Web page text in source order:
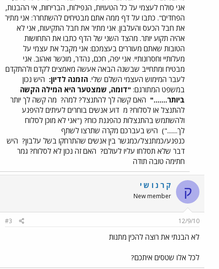
אני סולח לעצמי על כל הטעויות, הנפילות, הבריחות, אי ההבנות,
הפחדים". כתבו על דף ממה אתם מבטיחים להשתחרר: אני מתיר
את חבל הכעס והעלבון. אני מתיר את חבל התקיעות, אני לא
אהיה תקוע יותר. מהצד השני של הדף כתבו את התחושות
הטובות שאתם מעוררים בעצמכם: אני מקבל את עצמי על
מעלותיי וחסרונותיי. אני יפה, חכם, נהדר, מוכשר ואהוב. אני
מבטיח ומתחייב שבשנה הבאה אעשה מאמצים לקדם ולהתקדם
לעבר המימוש העצמי השלם שלי. הזמנה לדיון: היש נכון
במשפט המתורגם: "דומה, שמצטער היא המילה הקשה
ביותר......." האם קשה לך להתנצל? למה? מה קשה לך יותר
להתנצל או לסלוח? מ דוע אנשים בוחרים לעיתים להיפגע
ולהשתמש בהתנצלות כהפגנת כוח? ("אני לא מוכן לסלוח
לך.......") היש בעברכם מקרה שתרצו לשתף
כנפגע/כמתנצל/כמגשר בין אנשים שהתרחקו בשל עלבון? היש
דבר שלא תסלחו עליו לעולם? האם זה נכון לא לסלוח? גמר
חתימה טובה תודה
ק ק ר נ ו ש י
New member
12/9/10
#3
לא הבנתי את רוצה להכין מתנות
לכל אלו שטסים איתכם?